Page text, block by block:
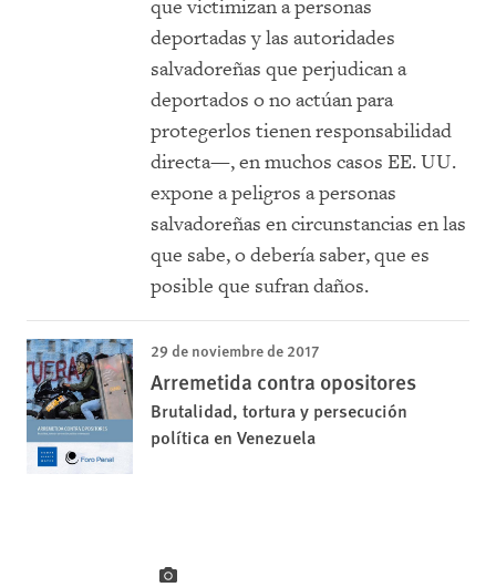
que victimizan a personas
deportadas y las autoridades
salvadoreñas que perjudican a
deportados o no actúan para
protegerlos tienen responsabilidad
directa—, en muchos casos EE. UU.
expone a peligros a personas
salvadoreñas en circunstancias en las
que sabe, o debería saber, que es
posible que sufran daños.
29 de noviembre de 2017
Arremetida contra opositores
Brutalidad, tortura y persecución
política en Venezuela